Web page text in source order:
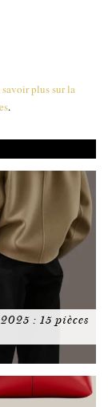
plus sur la
.
: 15 pièces